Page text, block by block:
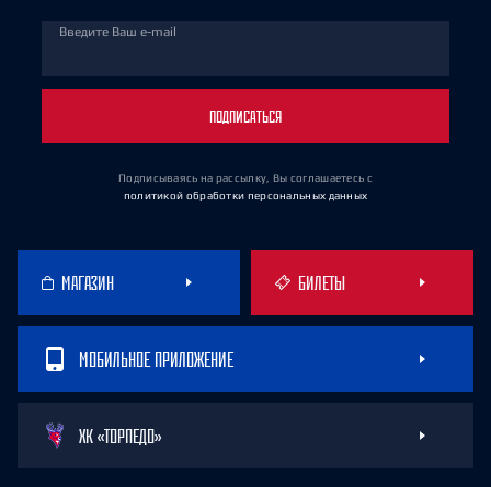
Введите Ваш e-mail
ПОДПИСАТЬСЯ
Подписываясь на рассылку, Вы соглашаетесь с
политикой обработки персональных данных
МАГАЗИН БИЛЕТЫ
МОБИЛЬНОЕ ПРИЛОЖЕНИЕ
ХК «ТОРПЕДО»